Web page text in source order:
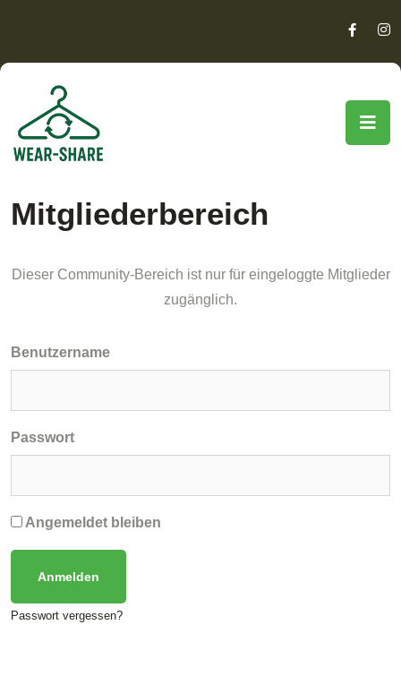
Mitgliederbereich
Dieser Community-Bereich ist nur für eingeloggte Mitglieder
zugänglich.
Benutzername
Passwort
Angemeldet bleiben
Passwort vergessen?